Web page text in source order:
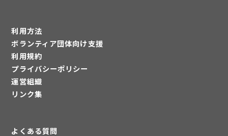
利用方法
ボランティア団体向け支援
利用規約
プライバシーポリシー
運営組織
リンク集
よくある質問